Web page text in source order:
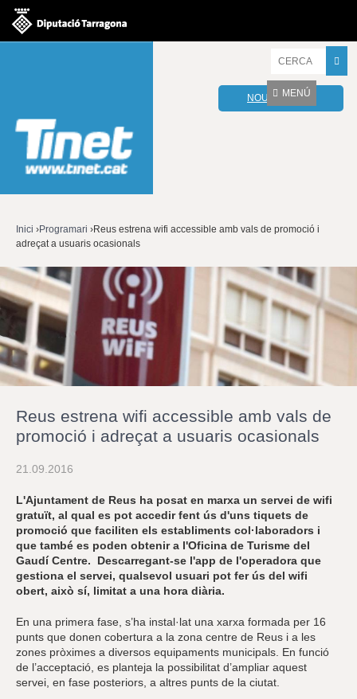
r
o
v
t
r
e
s
a
a
e
s
c
NOU WEBMAIL
MENÚ
Esteu
aquí
Inici ›Programari ›Reus estrena wifi accessible amb vals de promoció i
adreçat a usuaris ocasionals
Reus estrena wifi accessible amb vals de
promoció i adreçat a usuaris ocasionals
21.09.2016
L'Ajuntament de Reus ha posat en marxa un servei de wifi
gratuït, al qual es pot accedir fent ús d'uns tiquets de
promoció que faciliten els establiments col·laboradors i
que també es poden obtenir a l'Oficina de Turisme del
Gaudí Centre. Descarregant-se l'app de l'operadora que
gestiona el servei, qualsevol usuari pot fer ús del wifi
obert, això sí, limitat a una hora diària.
En una primera fase, s’ha instal·lat una xarxa formada per 16
punts que donen cobertura a la zona centre de Reus i a les
zones pròximes a diversos equipaments municipals. En funció
de l’acceptació, es planteja la possibilitat d’ampliar aquest
servei, en fase posteriors, a altres punts de la ciutat.